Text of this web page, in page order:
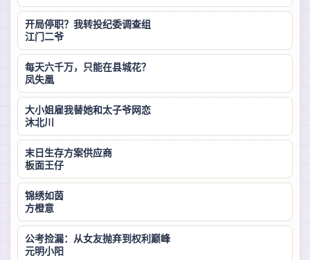
开局停职？我转投纪委调查组
江门二爷
每天六千万，只能在县城花？
凤失凰
大小姐雇我替她和太子爷网恋
沐北川
末日生存方案供应商
板面王仔
锦绣如茵
方橙意
公考捡漏：从女友抛弃到权利巅峰
元明小阳